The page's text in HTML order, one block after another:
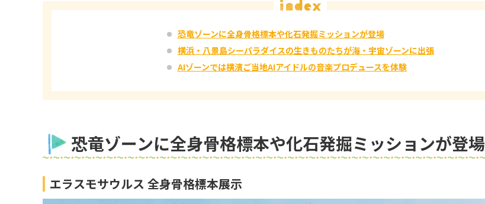
恐竜ゾーンに全身骨格標本や化石発掘ミッションが登場
横浜・八景島シーパラダイスの生きものたちが海・宇宙ゾーンに出張
AIゾーンでは横濱ご当地AIアイドルの音楽プロデュースを体験
恐竜ゾーンに全身骨格標本や化石発掘ミッションが登場
エラスモサウルス 全身骨格標本展示